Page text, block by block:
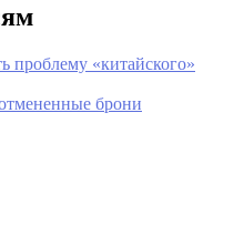
проблему «китайского»
брони